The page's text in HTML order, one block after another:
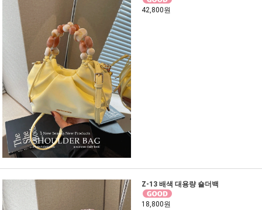
42,800원
Z-13 배색 대용량 숄더백
18,800원